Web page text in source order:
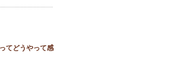
てどうやって感